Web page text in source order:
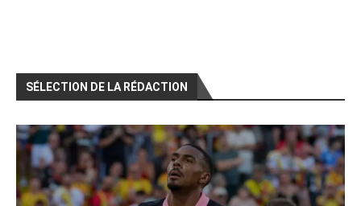
SÉLECTION DE LA RÉDACTION